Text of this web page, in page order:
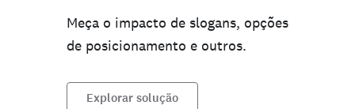
Meça o impacto de slogans, opções
de posicionamento e outros.
Explorar solução